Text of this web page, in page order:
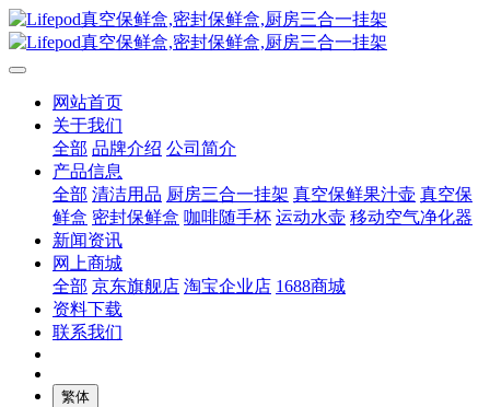
网站首页
关于我们
全部 品牌介绍 公司简介
产品信息
全部 清洁用品 厨房三合一挂架 真空保鲜果汁壶 真空保
鲜盒 密封保鲜盒 咖啡随手杯 运动水壶 移动空气净化器
新闻资讯
网上商城
全部 京东旗舰店 淘宝企业店 1688商城
资料下载
联系我们
繁体